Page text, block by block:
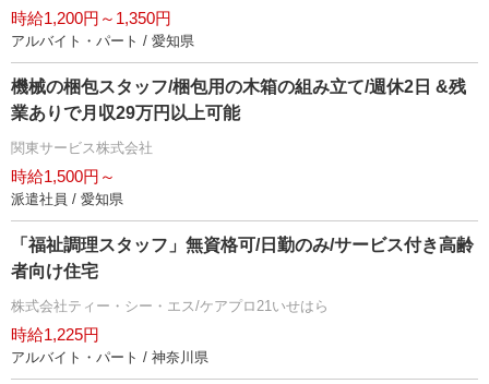
時給1,200円～1,350円
アルバイト・パート / 愛知県
機械の梱包スタッフ/梱包用の木箱の組み立て/週休2日 &残
業ありで月収29万円以上可能
関東サービス株式会社
時給1,500円～
派遣社員 / 愛知県
「福祉調理スタッフ」無資格可/日勤のみ/サービス付き高齢
者向け住宅
株式会社ティー・シー・エス/ケアプロ21いせはら
時給1,225円
アルバイト・パート / 神奈川県